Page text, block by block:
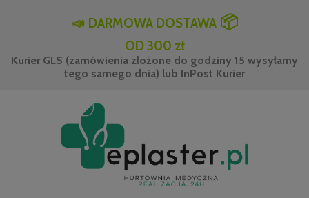
📣 DARMOWA DOSTAWA📦
OD 300 zł
Kurier GLS (zamówienia złożone do godziny 15 wysyłamy
tego samego dnia) lub InPost Kurier